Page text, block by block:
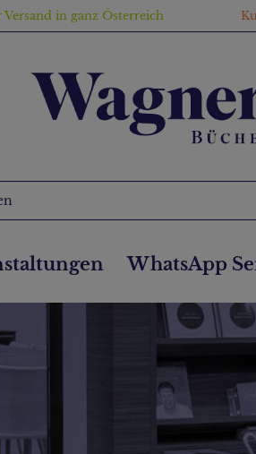
Versand in ganz Österreich
WhatsApp